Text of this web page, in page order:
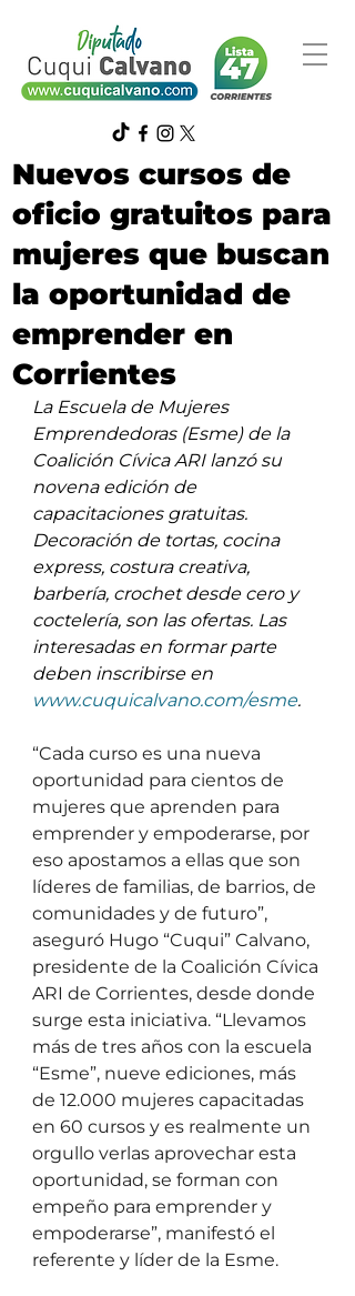
Nuevos cursos de
oficio gratuitos para
mujeres que buscan
la oportunidad de
emprender en
Corrientes
La Escuela de Mujeres
Emprendedoras (Esme) de la
Coalición Cívica ARI lanzó su
novena edición de
capacitaciones gratuitas.
Decoración de tortas, cocina
express, costura creativa,
barbería, crochet desde cero y
coctelería, son las ofertas. Las
interesadas en formar parte
deben inscribirse en
www.cuquicalvano.com/esme.
“Cada curso es una nueva
oportunidad para cientos de
mujeres que aprenden para
emprender y empoderarse, por
eso apostamos a ellas que son
líderes de familias, de barrios, de
comunidades y de futuro”,
aseguró Hugo “Cuqui” Calvano,
presidente de la Coalición Cívica
ARI de Corrientes, desde donde
surge esta iniciativa. “Llevamos
más de tres años con la escuela
“Esme”, nueve ediciones, más
de 12.000 mujeres capacitadas
en 60 cursos y es realmente un
orgullo verlas aprovechar esta
oportunidad, se forman con
empeño para emprender y
empoderarse”, manifestó el
referente y líder de la Esme.